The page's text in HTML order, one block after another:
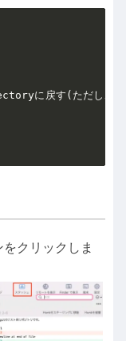
に戻す(ただし、
クリックしま